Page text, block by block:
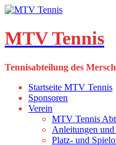
Skip
content
MTV Tennis
Tennisabteilung des
Startseite MTV Tennis
Sponsoren
Verein
MTV Tennis
Anleitungen
Platz- und